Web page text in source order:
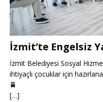
İzmit’te Engelsiz
İzmit Belediyesi Sosyal
ihtiyaçlı çocuklar için
🚆
[…]